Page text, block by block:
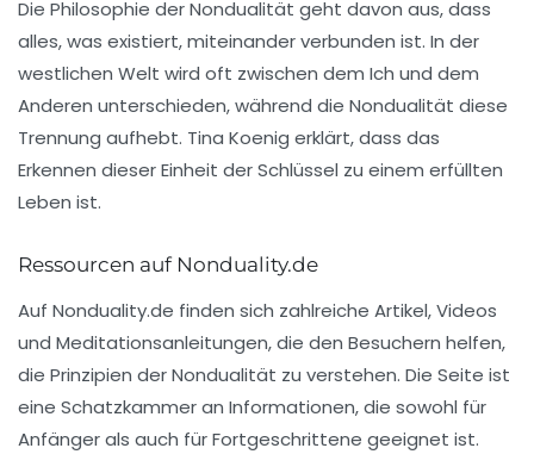
Die Philosophie der Nondualität geht davon aus, dass
alles, was existiert, miteinander verbunden ist. In der
westlichen Welt wird oft zwischen dem Ich und dem
Anderen unterschieden, während die Nondualität diese
Trennung aufhebt. Tina Koenig erklärt, dass das
Erkennen dieser Einheit der Schlüssel zu einem erfüllten
Leben ist.
Ressourcen auf Nonduality.de
Auf Nonduality.de finden sich zahlreiche Artikel, Videos
und Meditationsanleitungen, die den Besuchern helfen,
die Prinzipien der Nondualität zu verstehen. Die Seite ist
eine Schatzkammer an Informationen, die sowohl für
Anfänger als auch für Fortgeschrittene geeignet ist.